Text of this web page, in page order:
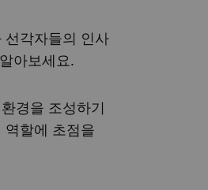
선각자들의 인사
아보세요.
경을 조성하기
할에 초점을